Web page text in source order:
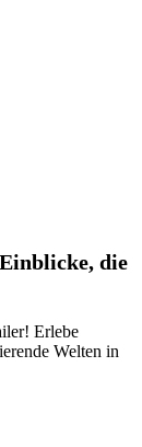
die
Erlebe
Welten in